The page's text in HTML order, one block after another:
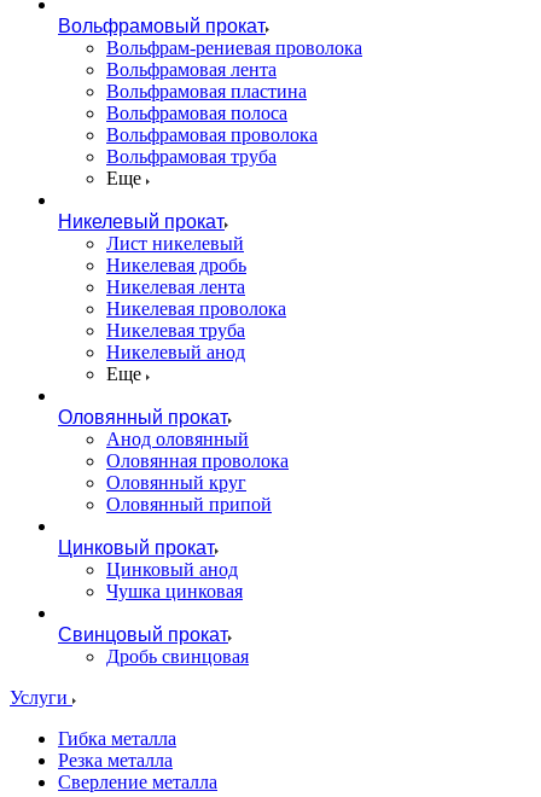
Вольфрамовый прокат
Вольфрам-рениевая проволока
Вольфрамовая лента
Вольфрамовая пластина
Вольфрамовая полоса
Вольфрамовая проволока
Вольфрамовая труба
Еще
Никелевый прокат
Лист никелевый
Никелевая дробь
Никелевая лента
Никелевая проволока
Никелевая труба
Никелевый анод
Еще
Оловянный прокат
Анод оловянный
Оловянная проволока
Оловянный круг
Оловянный припой
Цинковый прокат
Цинковый анод
Чушка цинковая
Свинцовый прокат
Дробь свинцовая
Услуги
Гибка металла
Резка металла
Сверление металла